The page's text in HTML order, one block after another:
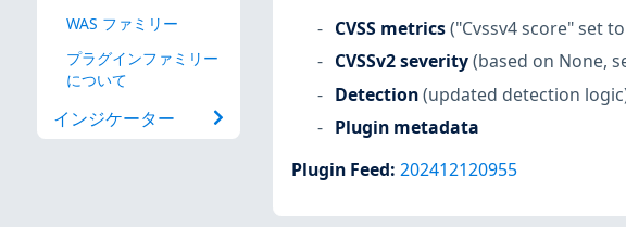
WAS ファミリー
プラグインファミリー
について
インジケーター
CVSS metrics ("Cvssv4 score" set
CVSSv2 severity (based on None,
Detection (updated detection
Plugin metadata
Plugin Feed: 202412120955